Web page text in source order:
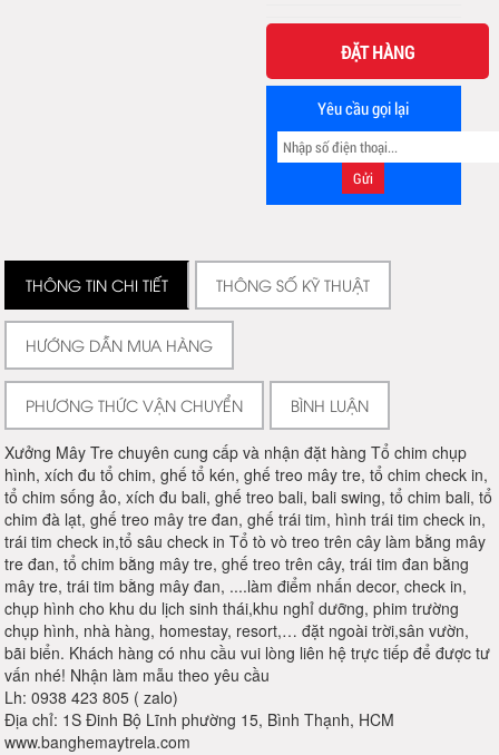
ĐẶT HÀNG
Yêu cầu gọi lại
THÔNG TIN CHI TIẾT THÔNG SỐ KỸ THUẬT
HƯỚNG DẪN MUA HÀNG
PHƯƠNG THỨC VẬN CHUYỂN BÌNH LUẬN
Xưởng Mây Tre chuyên cung cấp và nhận đặt hàng Tổ chim chụp
hình, xích đu tổ chim, ghế tổ kén, ghế treo mây tre, tổ chim check in,
tổ chim sống ảo, xích đu bali, ghế treo bali, bali swing, tổ chim bali, tổ
chim đà lạt, ghế treo mây tre đan, ghế trái tim, hình trái tim check in,
trái tim check in,tổ sâu check in Tổ tò vò treo trên cây làm bằng mây
tre đan, tổ chim bằng mây tre, ghế treo trên cây, trái tim đan bằng
mây tre, trái tim bằng mây đan, ....làm điểm nhấn decor, check in,
chụp hình cho khu du lịch sinh thái,khu nghỉ dưỡng, phim trường
chụp hình, nhà hàng, homestay, resort,… đặt ngoài trời,sân vườn,
bãi biển. Khách hàng có nhu cầu vui lòng liên hệ trực tiếp để được tư
vấn nhé! Nhận làm mẫu theo yêu cầu
Lh: 0938 423 805 ( zalo)
Địa chỉ: 1S Đinh Bộ Lĩnh phường 15, Bình Thạnh, HCM
www.banghemaytrela.com